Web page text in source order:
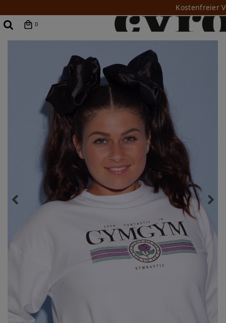
Kostenfreier
0